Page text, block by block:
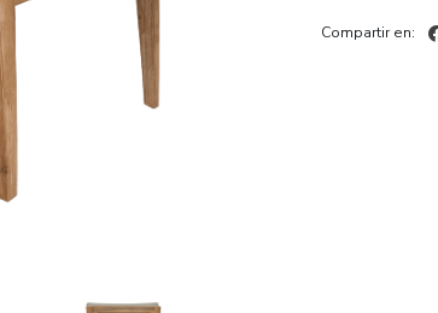
Compartir en: